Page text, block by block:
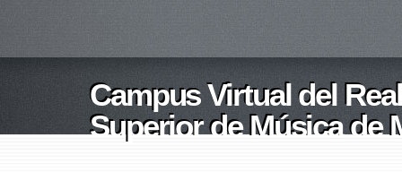
Campus Virtual del
Superior de Música de